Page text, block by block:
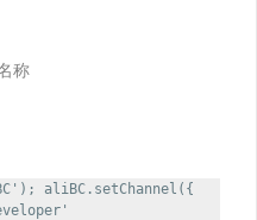
称
aliBC.setChannel({